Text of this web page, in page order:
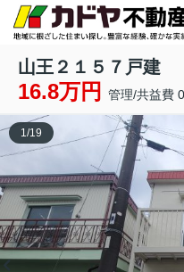
山王２１５７戸建
16.8万円 管理/共益費
1/19